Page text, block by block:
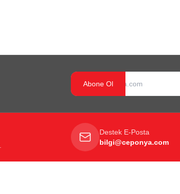
Abone Ol
Destek E-Posta
bilgi@ceponya.com